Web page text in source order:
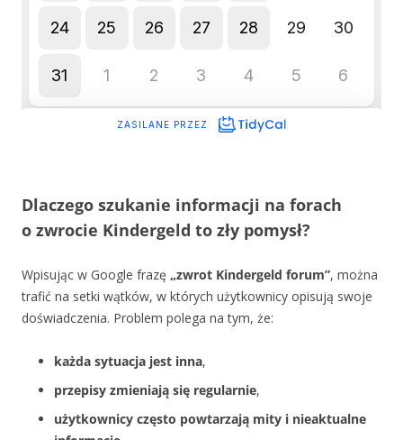
Dlaczego szukanie informacji na forach
o zwrocie Kindergeld to zły pomysł?
Wpisując w Google frazę „zwrot Kindergeld forum”, można
trafić na setki wątków, w których użytkownicy opisują swoje
doświadczenia. Problem polega na tym, że:
każda sytuacja jest inna,
przepisy zmieniają się regularnie,
użytkownicy często powtarzają mity i nieaktualne